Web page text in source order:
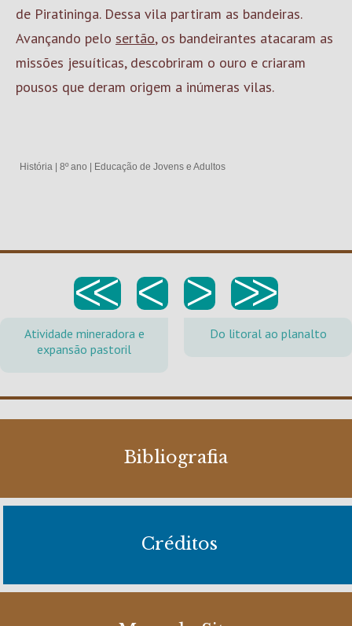
de Piratininga. Dessa vila partiram as bandeiras.
Avançando pelo sertão, os bandeirantes atacaram as
missões jesuíticas, descobriram o ouro e criaram
pousos que deram origem a inúmeras vilas.
História 8º ano Educação de Jovens e Adultos
<< < > >>
Atividade mineradora e
expansão pastoril
Do litoral ao planalto
Bibliografia
Créditos